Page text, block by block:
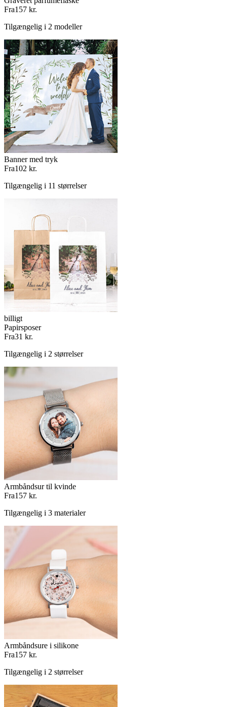
Fra157 kr.
Tilgængelig i 2 modeller
Banner med tryk
Fra102 kr.
Tilgængelig i 11 størrelser
billigt
Papirsposer
Fra31 kr.
Tilgængelig i 2 størrelser
Armbåndsur til kvinde
Fra157 kr.
Tilgængelig i 3 materialer
Armbåndsure i silikone
Fra157 kr.
Tilgængelig i 2 størrelser